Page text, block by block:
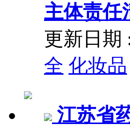
主体责任
更新日期
全 化妆品
江苏省